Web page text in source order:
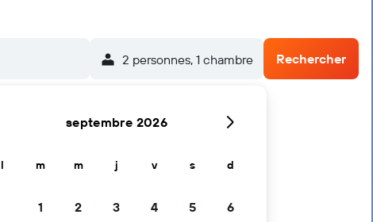
2 personnes, 1 chambre Rechercher
septembre 2026
l m m j v s d
1 2 3 4 5 6